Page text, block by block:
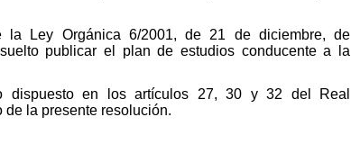
Ley Orgánica 6/2001, de 21 de diciembre, de
publicar el plan de estudios conducente a la
dispuesto en los artículos 27, 30 y 32 del Real
de la presente resolución.